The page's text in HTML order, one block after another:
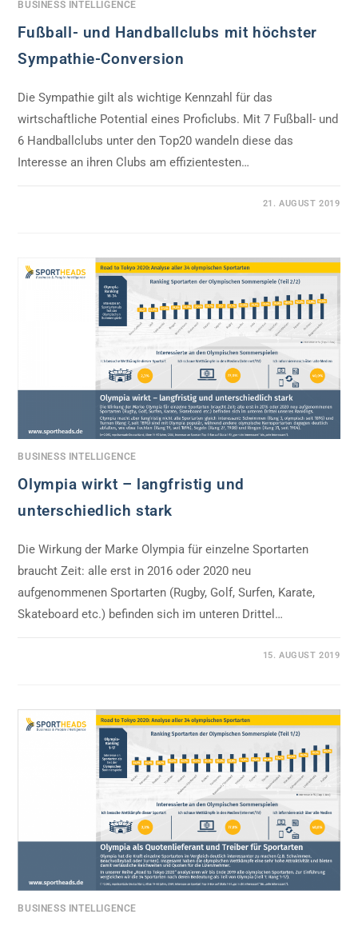
BUSINESS INTELLIGENCE
Fußball- und Handballclubs mit höchster
Sympathie-Conversion
Die Sympathie gilt als wichtige Kennzahl für das
wirtschaftliche Potential eines Proficlubs. Mit 7 Fußball- und
6 Handballclubs unter den Top20 wandeln diese das
Interesse an ihren Clubs am effizientesten…
21. AUGUST 2019
BUSINESS INTELLIGENCE
Olympia wirkt – langfristig und
unterschiedlich stark
Die Wirkung der Marke Olympia für einzelne Sportarten
braucht Zeit: alle erst in 2016 oder 2020 neu
aufgenommenen Sportarten (Rugby, Golf, Surfen, Karate,
Skateboard etc.) befinden sich im unteren Drittel…
15. AUGUST 2019
BUSINESS INTELLIGENCE